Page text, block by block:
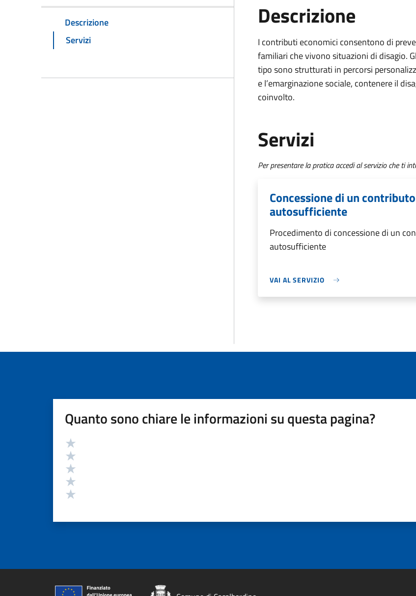
Descrizione
Servizi
Descrizione
I contributi economici consentono di
familiari che vivono situazioni di disagio.
tipo sono strutturati in percorsi
e l’emarginazione sociale, contenere il
coinvolto.
Servizi
Per presentare la pratica accedi al servizio che ti
Concessione di un
autosufficiente
Procedimento di concessione di un
autosufficiente
VAI AL SERVIZIO
Quanto sono chiare le informazioni su questa pagina?
Valutazione